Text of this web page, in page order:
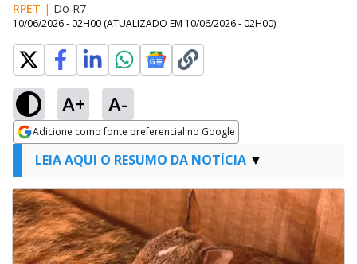
RPET | Do R7
10/06/2026 - 02H00 (ATUALIZADO EM 10/06/2026 - 02H00)
A+ A-
Adicione como fonte preferencial no Google
Opens in new window
LEIA AQUI O RESUMO DA NOTÍCIA